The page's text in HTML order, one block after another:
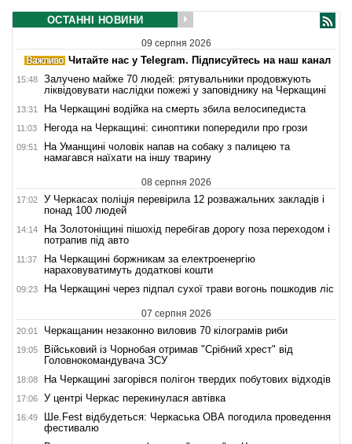
ОСТАННІ НОВИНИ
09 серпня 2026
Читайте нас у Telegram. Підписуйтесь на наш канал
15:48
Залучено майже 70 людей: рятувальники продовжують
ліквідовувати наслідки пожежі у заповіднику на Черкащині
13:31 На Черкащині водійка на смерть збила велосипедиста
11:03 Негода на Черкащині: синоптики попередили про грози
09:51
На Уманщині чоловік напав на собаку з палицею та
намагався наїхати на іншу тварину
08 серпня 2026
17:02
У Черкасах поліція перевірила 12 розважальних закладів і
понад 100 людей
14:14
На Золотоніщині пішохід перебігав дорогу поза переходом і
потрапив під авто
11:37
На Черкащині боржникам за електроенергію
нараховуватимуть додаткові кошти
09:23 На Черкащині через підпал сухої трави вогонь пошкодив ліс
07 серпня 2026
20:01 Черкащанин незаконно виловив 70 кілограмів риби
19:05
Військовий із Чорнобая отримав "Срібний хрест" від
Головнокомандувача ЗСУ
18:08 На Черкащині загорівся полігон твердих побутових відходів
17:06 У центрі Черкас перекинулася автівка
16:49
Ше.Fest відбудеться: Черкаська ОВА погодила проведення
фестивалю